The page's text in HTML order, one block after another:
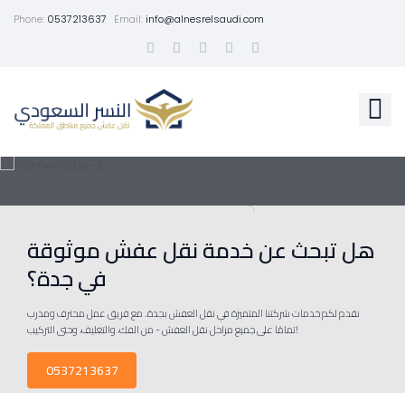
Phone: 0537213637 Email:info@alnesrelsaudi.com
هل تبحث عن خدمة نقل عفش موثوقة
في جدة؟
نقدم لكم خدمات شركتنا المتميزة في نقل العفش بجدة. مع فريق عمل محترف ومدرب
تمامًا على جميع مراحل نقل العفش - من الفك، والتغليف، وحتى التركيب!
0537213637